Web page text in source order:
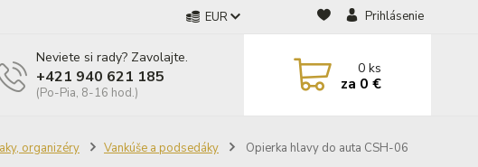
EUR Prihlásenie
Neviete si rady? Zavolajte.
+421 940 621 185
(Po-Pia, 8-16 hod.)
0ks
za 0 €
organizéry Vankúše a podsedáky Opierka hlavy do auta CSH-06